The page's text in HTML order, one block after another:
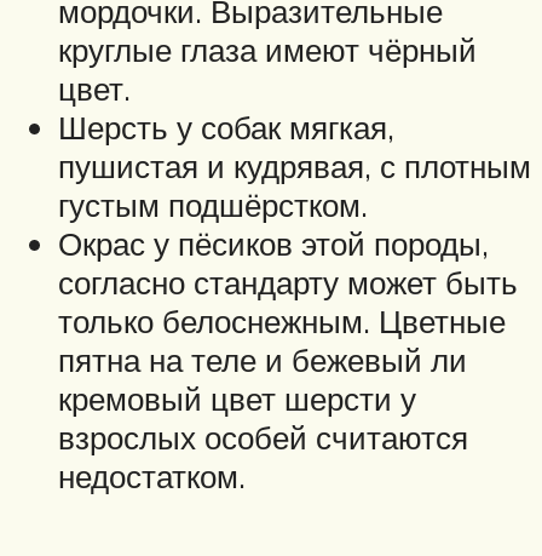
мордочки. Выразительные
круглые глаза имеют чёрный
цвет.
Шерсть у собак мягкая,
пушистая и кудрявая, с плотным
густым подшёрстком.
Окрас у пёсиков этой породы,
согласно стандарту может быть
только белоснежным. Цветные
пятна на теле и бежевый ли
кремовый цвет шерсти у
взрослых особей считаются
недостатком.